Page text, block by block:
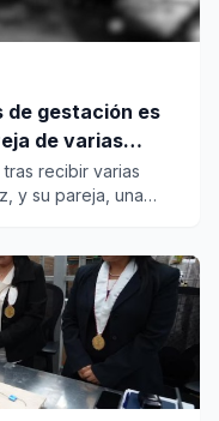
de gestación es
de varias
tras recibir varias
y su pareja, una